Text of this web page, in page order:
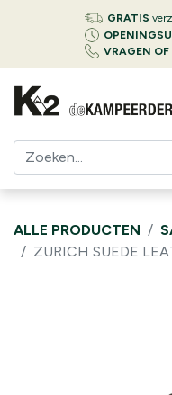
GRATIS
VRAGEN OF
ALLE PRODUCTEN
ZURICH SUEDE